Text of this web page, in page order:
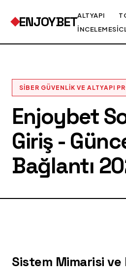
ENJOYBETALTYAPI
İNCELEMESI
SIBER GÜVENLIK VE ALTYAPI
Enjoybet
Giriş -
Bağlantı
Sistem Mimarisi